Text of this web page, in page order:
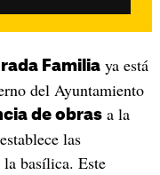
Familiaya está
del Ayuntamiento
de obrasa la
las
basílica. Este